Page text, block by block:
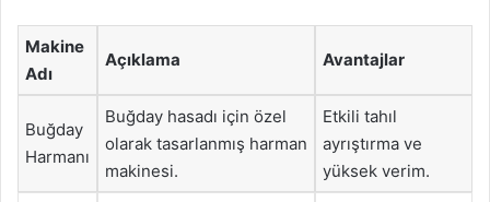
Makine
Adı
Açıklama Avantajlar
Buğday
Harmanı
Buğday hasadı için özel
olarak tasarlanmış harman
makinesi.
Etkili tahıl
ayrıştırma ve
yüksek verim.